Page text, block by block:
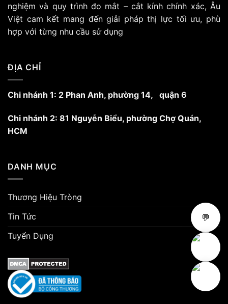
nghiệm và quy trình đo mắt – cắt kính chính xác, Âu
Việt cam kết mang đến giải pháp thị lực tối ưu, phù
hợp với từng nhu cầu sử dụng
ĐỊA CHỈ
Chi nhánh 1: 2 Phan Anh, phường 14, quận 6
Chi nhánh 2: 81 Nguyễn Biểu, phường Chợ Quán,
HCM
DANH MỤC
Thương Hiệu Tròng
Tin Tức
Tuyển Dụng
💬